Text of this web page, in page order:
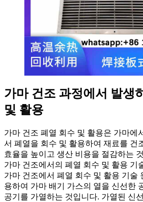
가마 건조 과정에서 발생
및 활용
가마 건조 폐열 회수 및 활용은 가마에
서 폐열을 회수 및 활용하여 재료를 건
효율을 높이고 생산 비용을 절감하는
가마 건조에서의 폐열 회수 및 활용 기
가마 건조에서 폐열 회수 및 활용 기술
용하여 가마 배기 가스의 열을 신선한
공기를 가열하는 것입니다. 가열된 신